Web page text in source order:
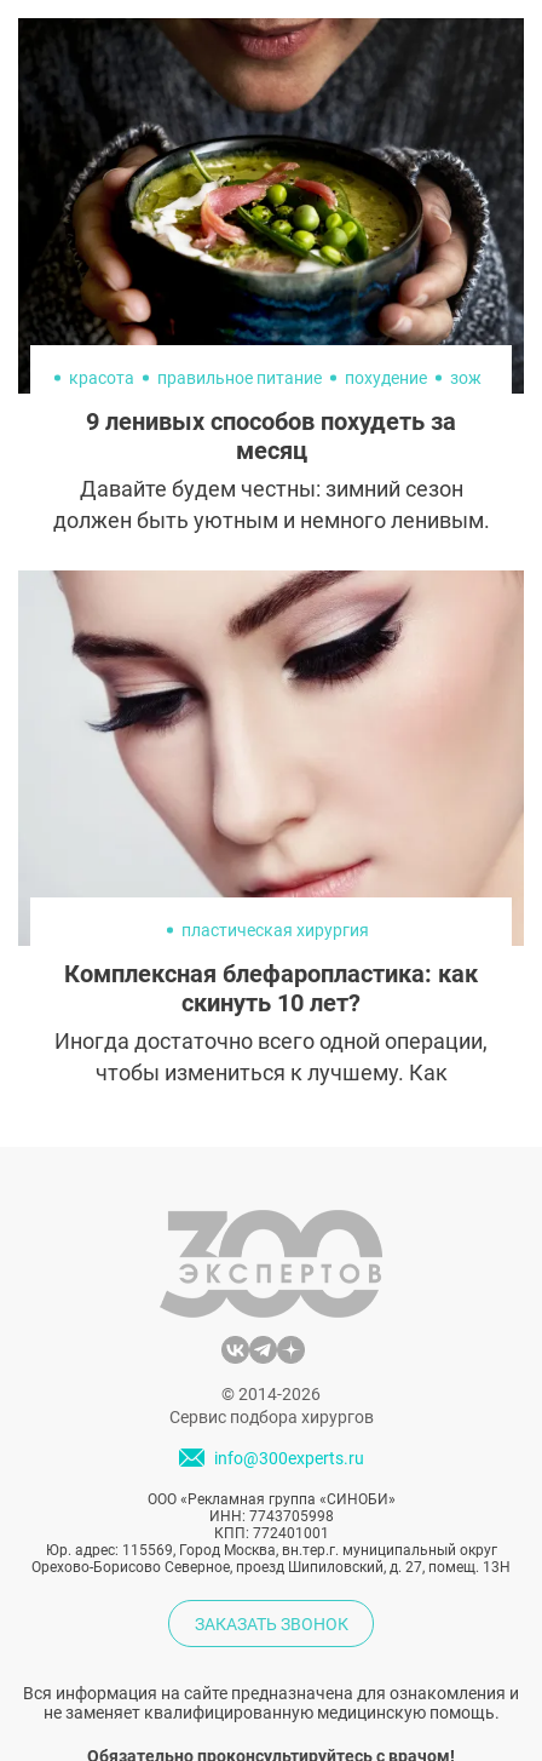
комплексуют из-за внешнего
несовершенства, хотя часто и не
показывают душевных переживаний. К
счастью, у пластических хирургов есть
решение – отопластика.
красота правильное питание похудение зож
9 ленивых способов похудеть за
месяц
Давайте будем честны: зимний сезон
должен быть уютным и немного ленивым.
свернуться калачиком у камина под
грудой одеял и вдоволь наесться,
посмотреть любимые ромкомы или
телешоу. Но, увы, если вы хотите похудеть,
целыми днями валяться на диване
кажется довольно контрпродуктивным.
пластическая хирургия
Комплексная блефаропластика: как
скинуть 10 лет?
Иногда достаточно всего одной операции,
чтобы измениться к лучшему. Как
помощью комплексной блефаропластики
добиться выраженного омолаживающего
эффекта и надолго его сохранить,
рассказал пластический хирург Максим
Леонидович Нестеренко.
© 2014-2026
Сервис подбора хирургов
info@300experts.ru
ООО «Рекламная группа «СИНОБИ»
ИНН: 7743705998
КПП: 772401001
Юр. адрес: 115569, Город Москва, вн.тер.г. муниципальный округ
Орехово-Борисово Северное, проезд Шипиловский, д. 27, помещ. 13Н
ЗАКАЗАТЬ ЗВОНОК
Вся информация на сайте предназначена для ознакомления и
не заменяет квалифицированную медицинскую помощь.
Обязательно проконсультируйтесь с врачом!